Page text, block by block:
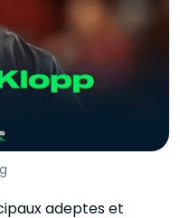
adeptes et